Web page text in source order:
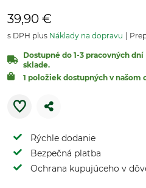
39,90 €
s DPH plus Náklady na dopravu
Dostupné do 1-3 pracovných
sklade.
1 položiek dostupných v našom
Rýchle dodanie
Bezpečná platba
Ochrana kupujúceho v